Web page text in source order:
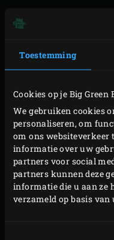
Toestemming
Cookies op je Big Green
We gebruiken cookies
personaliseren, om
om ons websiteverkeer
informatie over uw
partners voor social
partners kunnen deze
informatie die u aan ze
verzameld op basis
Haal de
Egg aan en
een temperatuur
totdat deze heet
steak tartaar de
skillet, voeg de
glazig. Roer af en
het deksel van de
Roer de
seconden en haal
skillet